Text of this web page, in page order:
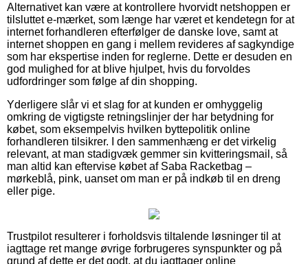
Alternativet kan være at kontrollere hvorvidt netshoppen er
tilsluttet e-mærket, som længe har været et kendetegn for at
internet forhandleren efterfølger de danske love, samt at
internet shoppen en gang i mellem revideres af sagkyndige
som har ekspertise inden for reglerne. Dette er desuden en
god mulighed for at blive hjulpet, hvis du forvoldes
udfordringer som følge af din shopping.
Yderligere slår vi et slag for at kunden er omhyggelig
omkring de vigtigste retningslinjer der har betydning for
købet, som eksempelvis hvilken byttepolitik online
forhandleren tilsikrer. I den sammenhæng er det virkelig
relevant, at man stadigvæk gemmer sin kvitteringsmail, så
man altid kan eftervise købet af Saba Racketbag –
mørkeblå, pink, uanset om man er på indkøb til en dreng
eller pige.
Trustpilot resulterer i forholdsvis tiltalende løsninger til at
iagttage ret mange øvrige forbrugeres synspunkter og på
grund af dette er det godt, at du iagttager online